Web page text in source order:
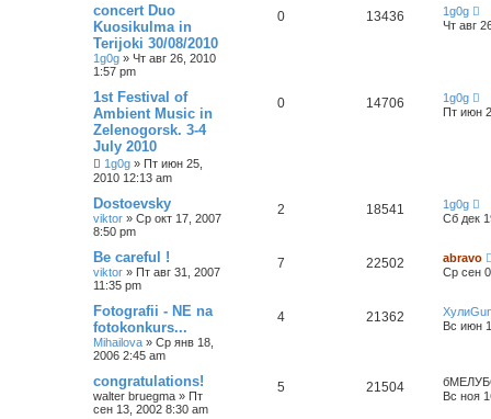
concert Duo
Kuosikulma in
Terijoki 30/08/2010
1g0g » Чт авг 26, 2010
1:57 pm
0 13436
1g0g
Чт авг
1st Festival of
Ambient Music in
Zelenogorsk. 3-4
July 2010
1g0g » Пт июн 25,
2010 12:13 am
0 14706
1g0g
Пт июн
Dostoevsky
viktor » Ср окт 17, 2007
8:50 pm
2 18541
1g0g
Сб дек
Be careful !
viktor » Пт авг 31, 2007
11:35 pm
7 22502
abravo
Ср сен
Fotografii - NE na
fotokonkurs...
Mihailova » Ср янв 18,
2006 2:45 am
4 21362
Вс июн
congratulations!
walter bruegma » Пт
сен 13, 2002 8:30 am
5 21504
Вс ноя